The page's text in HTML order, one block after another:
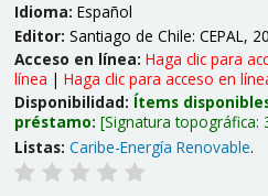
Idioma: Español
Editor: Santiago de Chile: CEPAL,
Acceso en línea: Haga clic para
línea | Haga clic para acceso en
Disponibilidad: Ítems
préstamo: Signatura topográfica:
Listas: Caribe-Energía Renovable.